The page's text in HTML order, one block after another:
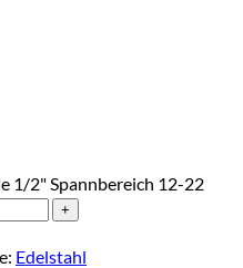
1/2" Spannbereich 12-22
Edelstahl